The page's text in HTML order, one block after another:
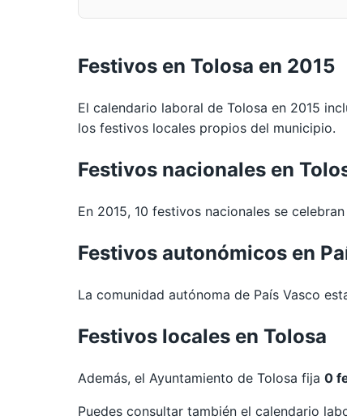
Festivos en Tolosa en 2015
El calendario laboral de Tolosa en 2015
los festivos locales propios del municipio.
Festivos nacionales en
En 2015, 10 festivos nacionales se
Festivos autonómicos en
La comunidad autónoma de País Vasco
Festivos locales en Tolosa
Además, el Ayuntamiento de Tolosa fija 0
Puedes consultar también el calendario